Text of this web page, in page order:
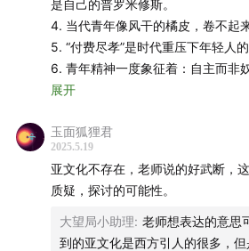
刘悦笛，“生活美学”倡导者、中国社
刘悦笛老师趣味定义“新青年”
00:03:53现在的青年面容小，心态老
00:07:06 什么时候我们觉得自己“老
是自己的普罗米修斯。
4. 当代青年像风干的橘皮，卷不起
5. “付费尽孝”是时代重压下年轻人
6. 青年精神一度象征着：自主而非
取而非退隐，世界的而非锁国，实
7. 青年文化曾分裂为四重镜像：圣
俗文化。
8. 成为生活的艺术家，或许是青年
9. 现代中国文化呈现出“五角星”结
化、大众文化、文人文化、新青年
10. 在逃遁的体验中，往往能活出
展开
玉面狐狸君
2025.5.19
亚文化不存在，老师说的好武断，
质疑，探讨的可能性。
大望局小助理: 老师想表达的意思
到的亚文化是西方引人的很多，